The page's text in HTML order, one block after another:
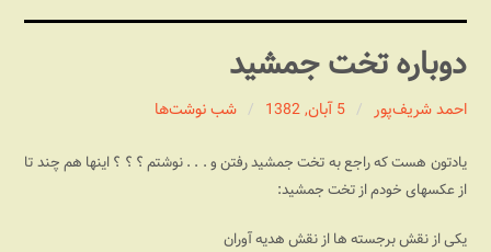
درباره این وبلاگ
مجله شبکه
پندهای یونیکسی استاد «فو» بازکردن
دوباره تخت جمشید
احمد شریف‌پور 5 آبان, 1382 شب نوشت‌ها
یادتون هست که راجع به تخت جمشید رفتن و . . . نوشتم ؟ ؟‌ ؟ اینها هم چند تا
از عکسهای خودم از تخت جمشید:
یکی از نقش برجسته ها از نقش هدیه آوران